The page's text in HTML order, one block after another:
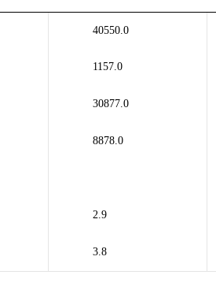
40550.0
1157.0
30877.0
8878.0
2.9
3.8